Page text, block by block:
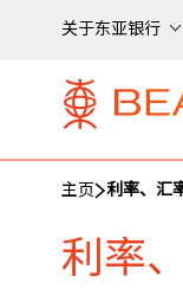
关于东亚银行
主页 利率、汇
利率